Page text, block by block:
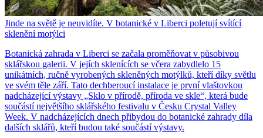
Jinde na světě je neuvidíte. V botanické v Liberci poletují svítící
sklenění motýlci
Botanická zahrada v Liberci se začala proměňovat v působivou
sklářskou galerii. V jejích sklenících se včera zabydlelo 15
unikátních, ručně vyrobených skleněných motýlků, kteří díky světlu
ve svém těle září. Tato dechberoucí instalace je první vlaštovkou
nadcházející výstavy „Sklo v přírodě, příroda ve skle“, která bude
součástí největšího sklářského festivalu v Česku Crystal Valley
Week. V nadcházejících dnech přibydou do botanické zahrady díla
dalších sklářů, kteří budou také součástí výstavy.